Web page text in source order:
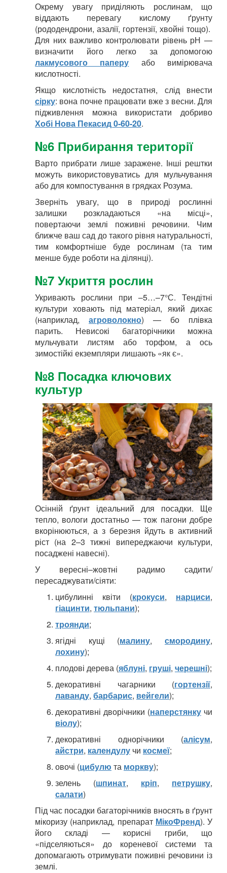
Окрему увагу приділяють рослинам, що
віддають перевагу кислому ґрунту
(рододендрони, азалії, гортензії, хвойні тощо).
Для них важливо контролювати рівень рН —
визначити його легко за допомогою
лакмусового паперу або вимірювача
кислотності.
Якщо кислотність недостатня, слід внести
сірку: вона почне працювати вже з весни. Для
підживлення можна використати добриво
Хобі Нова Пекасид 0-60-20.
№6 Прибирання території
Варто прибрати лише заражене. Інші рештки
можуть використовуватись для мульчування
або для компостування в грядках Розума.
Зверніть увагу, що в природі рослинні
залишки розкладаються «на місці»,
повертаючи землі поживні речовини. Чим
ближче ваш сад до такого рівня натуральності,
тим комфортніше буде рослинам (та тим
менше буде роботи на ділянці).
№7 Укриття рослин
Укривають рослини при –5…–7°С. Тендітні
культури ховають під матеріал, який дихає
(наприклад, агроволокно) — бо плівка
парить. Невисокі багаторічники можна
мульчувати листям або торфом, а ось
зимостійкі екземпляри лишають «як є».
№8 Посадка ключових
культур
Осінній ґрунт ідеальний для посадки. Ще
тепло, вологи достатньо — тож пагони добре
вкорінюються, а з березня йдуть в активний
ріст (на 2–3 тижні випереджаючи культури,
посаджені навесні).
У вересні–жовтні радимо садити/
пересаджувати/сіяти:
цибулинні квіти (крокуси, нарциси,
гіацинти, тюльпани);
троянди;
ягідні кущі (малину,смородину,
лохину);
плодові дерева (яблуні, груші, черешні);
декоративні чагарники (гортензії,
лаванду, барбарис, вейгели);
декоративні дворічники (наперстянку чи
віолу);
декоративні однорічники (алісум,
айстри, календулу чи космеї;
овочі (цибулю та моркву);
зелень (шпинат, кріп, петрушку,
салати)
Під час посадки багаторічників вносять в ґрунт
мікоризу (наприклад, препарат МікоФренд). У
його складі — корисні гриби, що
«підселяються» до кореневої системи та
допомагають отримувати поживні речовини із
землі.